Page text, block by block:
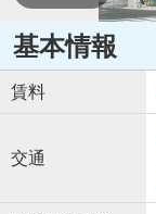
基本情報
賃料
交通